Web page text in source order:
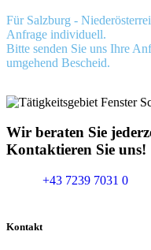
Für Salzburg -
Anfrage individuell.
Bitte senden Sie uns Ihre
umgehend Bescheid.
Wir beraten Sie
Kontaktieren Sie uns!
+43 7239 7031 0
Kontakt